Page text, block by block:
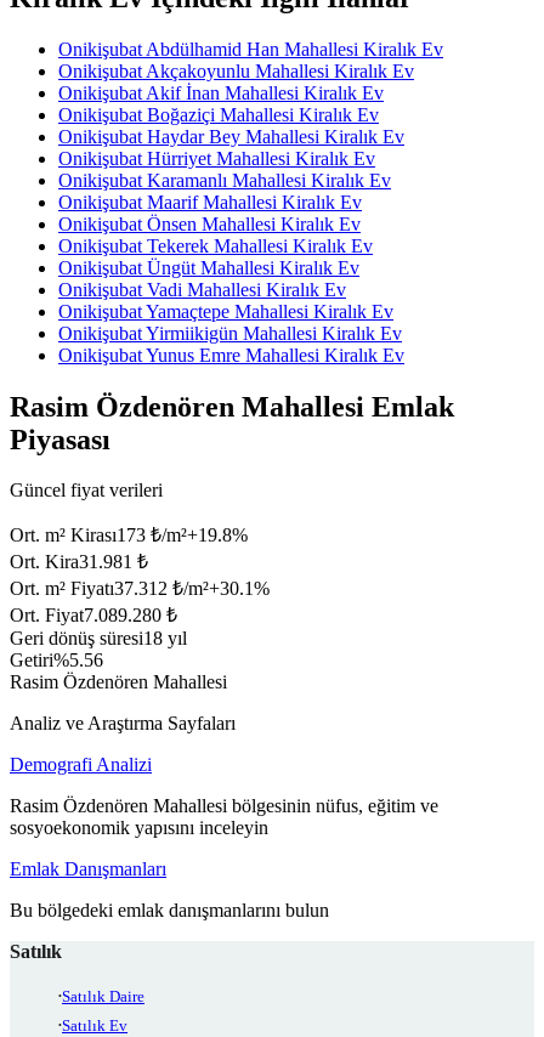
Onikişubat Abdülhamid Han Mahallesi Kiralık Ev
Onikişubat Akçakoyunlu Mahallesi Kiralık Ev
Onikişubat Akif İnan Mahallesi Kiralık Ev
Onikişubat Boğaziçi Mahallesi Kiralık Ev
Onikişubat Haydar Bey Mahallesi Kiralık Ev
Onikişubat Hürriyet Mahallesi Kiralık Ev
Onikişubat Karamanlı Mahallesi Kiralık Ev
Onikişubat Maarif Mahallesi Kiralık Ev
Onikişubat Önsen Mahallesi Kiralık Ev
Onikişubat Tekerek Mahallesi Kiralık Ev
Onikişubat Üngüt Mahallesi Kiralık Ev
Onikişubat Vadi Mahallesi Kiralık Ev
Onikişubat Yamaçtepe Mahallesi Kiralık Ev
Onikişubat Yirmiikigün Mahallesi Kiralık Ev
Onikişubat Yunus Emre Mahallesi Kiralık Ev
Rasim Özdenören Mahallesi Emlak
Piyasası
Güncel fiyat verileri
Ort. m² Kirası173 ₺/m²+19.8%
Ort. Kira31.981 ₺
Ort. m² Fiyatı37.312 ₺/m²+30.1%
Ort. Fiyat7.089.280 ₺
Geri dönüş süresi18 yıl
Getiri%5.56
Rasim Özdenören Mahallesi
Analiz ve Araştırma Sayfaları
Demografi Analizi
Rasim Özdenören Mahallesi bölgesinin nüfus, eğitim ve
sosyoekonomik yapısını inceleyin
Emlak Danışmanları
Bu bölgedeki emlak danışmanlarını bulun
Satılık
Satılık Daire
Satılık Ev